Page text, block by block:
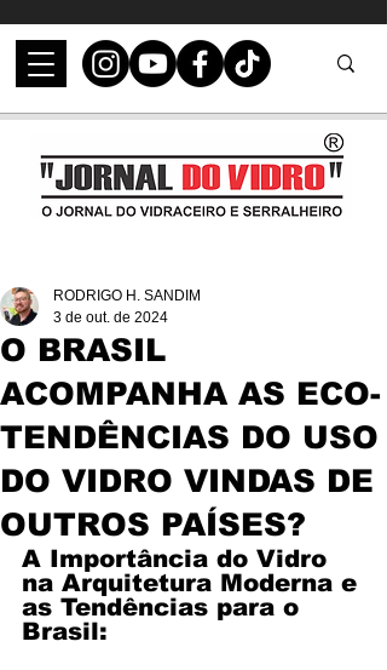
O BRASIL
ACOMPANHA AS ECO-
TENDÊNCIAS DO USO
DO VIDRO VINDAS DE
OUTROS PAÍSES?
RODRIGO H. SANDIM
3 de out. de 2024
A Importância do Vidro
na Arquitetura Moderna e
as Tendências para o
Brasil: